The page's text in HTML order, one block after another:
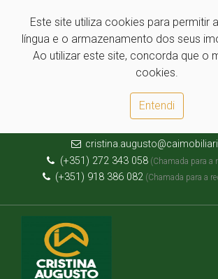
Este site utiliza cookies para permitir
língua e o armazenamento dos seus
Ao utilizar este site, concorda que o
cookies.
Entendi
(+351) 272 343 058(Chamada para a
(+351) 918 386 082 (Chamada para a